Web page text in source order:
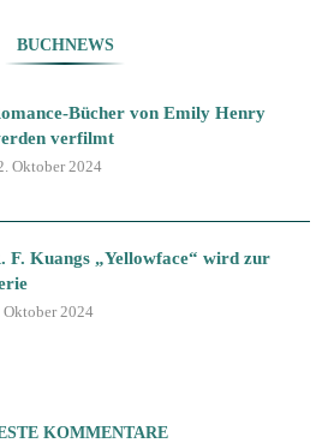
BUCHNEWS
Bücher von Emily Henry
verfilmt
Oktober 2024
F. Kuangs „Yellowface“ wird zur
Oktober 2024
KOMMENTARE